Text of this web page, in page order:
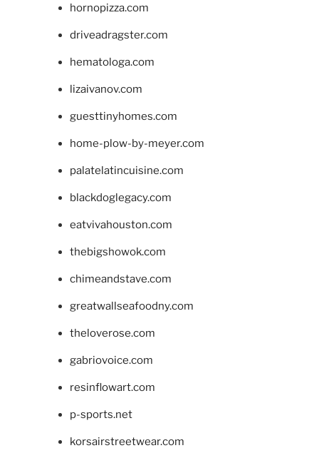
hornopizza.com
driveadragster.com
hematologa.com
lizaivanov.com
guesttinyhomes.com
home-plow-by-meyer.com
palatelatincuisine.com
blackdoglegacy.com
eatvivahouston.com
thebigshowok.com
chimeandstave.com
greatwallseafoodny.com
theloverose.com
gabriovoice.com
resinflowart.com
p-sports.net
korsairstreetwear.com